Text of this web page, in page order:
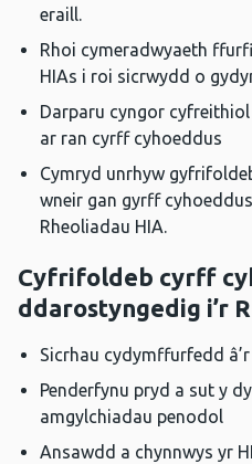
eraill.
Rhoi cymeradwyaeth
HIAs i roi sicrwydd o
Darparu cyngor
ar ran cyrff cyhoeddus
Cymryd unrhyw
wneir gan gyrff
Rheoliadau HIA.
Cyfrifoldeb cyrff
ddarostyngedig i’r
Sicrhau cydymffurfedd
Penderfynu pryd a sut y
amgylchiadau penodol
Ansawdd a chynnwys yr